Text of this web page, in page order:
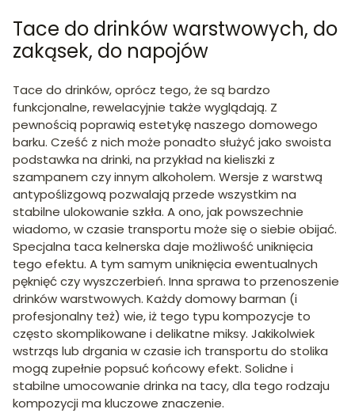
Tace do drinków warstwowych, do
zakąsek, do napojów
Tace do drinków, oprócz tego, że są bardzo
funkcjonalne, rewelacyjnie także wyglądają. Z
pewnością poprawią estetykę naszego domowego
barku. Cześć z nich może ponadto służyć jako swoista
podstawka na drinki, na przykład na kieliszki z
szampanem czy innym alkoholem. Wersje z warstwą
antypoślizgową pozwalają przede wszystkim na
stabilne ulokowanie szkła. A ono, jak powszechnie
wiadomo, w czasie transportu może się o siebie obijać.
Specjalna taca kelnerska daje możliwość uniknięcia
tego efektu. A tym samym uniknięcia ewentualnych
pęknięć czy wyszczerbień. Inna sprawa to przenoszenie
drinków warstwowych. Każdy domowy barman (i
profesjonalny też) wie, iż tego typu kompozycje to
często skomplikowane i delikatne miksy. Jakikolwiek
wstrząs lub drgania w czasie ich transportu do stolika
mogą zupełnie popsuć końcowy efekt. Solidne i
stabilne umocowanie drinka na tacy, dla tego rodzaju
kompozycji ma kluczowe znaczenie.